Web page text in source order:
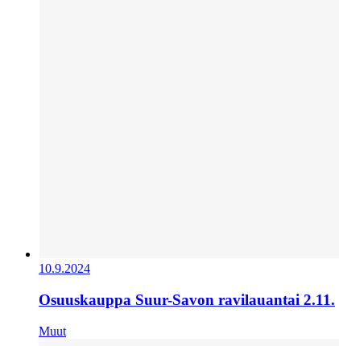
10.9.2024
Osuuskauppa Suur-Savon ravilauantai 2.11.
Muut